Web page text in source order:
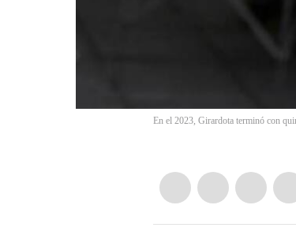
En el 2023, Girardota terminó con